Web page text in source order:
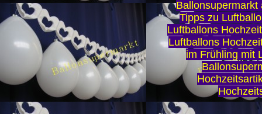
Tipps zu
Luftballons
Luftballons
im Frühling mit